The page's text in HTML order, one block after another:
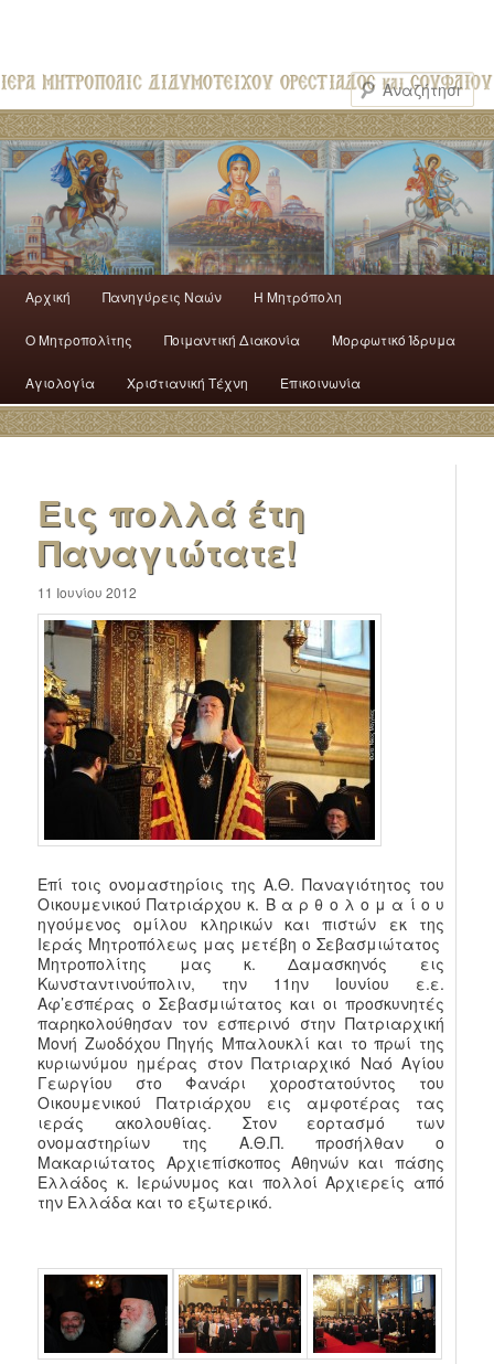
Αρχική Πανηγύρεις Ναών H Mητρόπολη
Ο Mητροπολίτης Ποιμαντική Διακονία Μορφωτικό Ίδρυμα
Αγιολογία Χριστιανική Τέχνη Επικοινωνία
Εις πολλά έτη
Παναγιώτατε!
11 Ιουνίου 2012
Επί τοις ονομαστηρίοις της Α.Θ. Παναγιότητος του
Οικουμενικού Πατριάρχου κ. Β α ρ θ ο λ ο μ α ί ο υ
ηγούμενος ομίλου κληρικών και πιστών εκ της
Ιεράς Μητροπόλεως μας μετέβη ο Σεβασμιώτατος
Μητροπολίτης μας κ. Δαμασκηνός εις
Κωνσταντινούπολιν, την 11ην Ιουνίου ε.ε.
Αφ’εσπέρας ο Σεβασμιώτατος και οι προσκυνητές
παρηκολούθησαν τον εσπερινό στην Πατριαρχική
Μονή Ζωοδόχου Πηγής Μπαλουκλί και το πρωί της
κυριωνύμου ημέρας στον Πατριαρχικό Ναό Αγίου
Γεωργίου στο Φανάρι χοροστατούντος του
Οικουμενικού Πατριάρχου εις αμφοτέρας τας
ιεράς ακολουθίας. Στον εορτασμό των
ονομαστηρίων της Α.Θ.Π. προσήλθαν ο
Μακαριώτατος Αρχιεπίσκοπος Αθηνών και πάσης
Ελλάδος κ. Ιερώνυμος και πολλοί Αρχιερείς από
την Ελλάδα και το εξωτερικό.